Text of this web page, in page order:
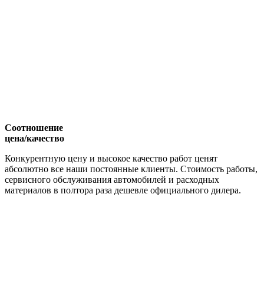
Соотношение
цена/качество
Конкурентную цену и высокое качество работ ценят
абсолютно все наши постоянные клиенты. Стоимость работы,
сервисного обслуживания автомобилей и расходных
материалов в полтора раза дешевле официального дилера.